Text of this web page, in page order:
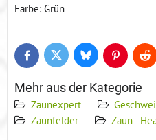
Farbe: Grün
FacebookTwitter BlueskyPinterest
Mehr aus der Kategorie
Zaunexpert
Zaunfelder
Zaun -